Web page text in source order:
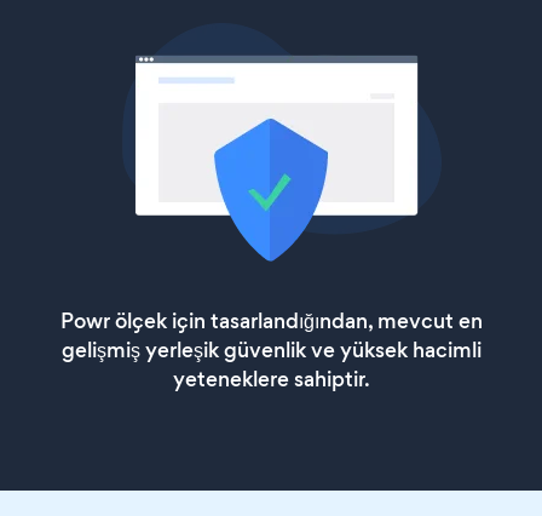
Powr ölçek için tasarlandığından, mevcut en
gelişmiş yerleşik güvenlik ve yüksek hacimli
yeteneklere sahiptir.